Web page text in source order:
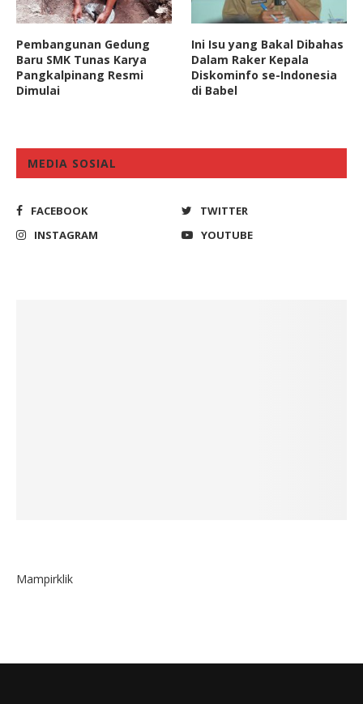
Pembangunan Gedung
Baru SMK Tunas Karya
Pangkalpinang Resmi
Dimulai
Ini Isu yang Bakal Dibahas
Dalam Raker Kepala
Diskominfo se-Indonesia
di Babel
MEDIA SOSIAL
FACEBOOK
TWITTER
INSTAGRAM
YOUTUBE
Mampirklik